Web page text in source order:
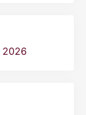
2026